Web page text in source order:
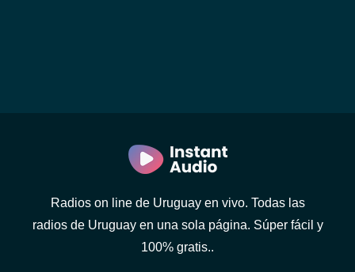
Radios on line de Uruguay en vivo. Todas las
radios de Uruguay en una sola página. Súper fácil y
100% gratis..